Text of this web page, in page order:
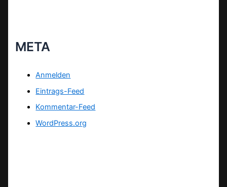
META
Anmelden
Eintrags-Feed
Kommentar-Feed
WordPress.org